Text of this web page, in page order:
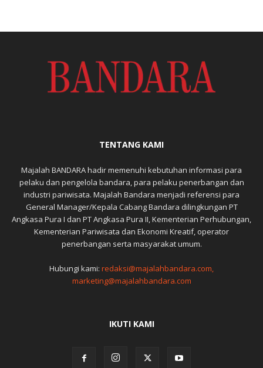
TENTANG KAMI
Majalah BANDARA hadir memenuhi kebutuhan informasi para
pelaku dan pengelola bandara, para pelaku penerbangan dan
industri pariwisata. Majalah Bandara menjadi referensi para
General Manager/Kepala Cabang Bandara dilingkungan PT
Angkasa Pura I dan PT Angkasa Pura II, Kementerian Perhubungan,
Kementerian Pariwisata dan Ekonomi Kreatif, operator
penerbangan serta masyarakat umum.
Hubungi kami: redaksi@majalahbandara.com,
marketing@majalahbandara.com
IKUTI KAMI